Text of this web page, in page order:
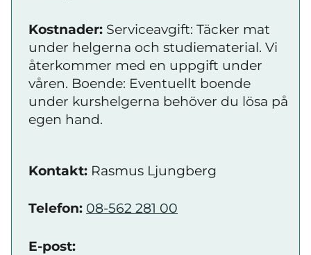
Kostnader: Serviceavgift: Täcker mat
under helgerna och studiematerial. Vi
återkommer med en uppgift under
våren. Boende: Eventuellt boende
under kurshelgerna behöver du lösa på
egen hand.
Kontakt: Rasmus Ljungberg
Telefon: 08-562 281 00
E-post: